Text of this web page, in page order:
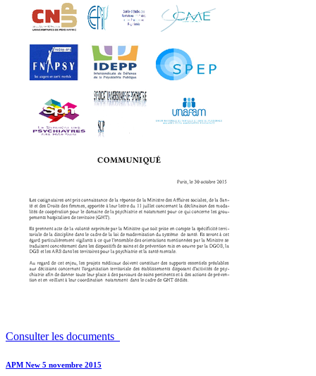
Consulter les documents
Navigation
Previous
APM New 5 novembre 2015